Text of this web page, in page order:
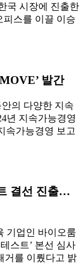
국 시장에 진출한
피스를 이끌 이승
발간
의 다양한 지속
년 지속가능경영
속가능경영 보고
결선 진출…
기업인 바이오룸
스트’ 본선 심사
거를 이뤘다고 밝